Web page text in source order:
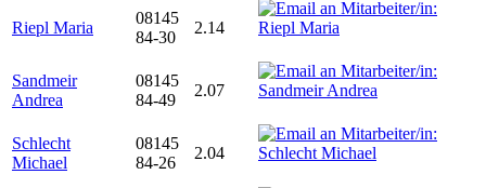
Riepl Maria
08145
84-30
2.14
Sandmeir
Andrea
08145
84-49
2.07
Schlecht
Michael
08145
84-26
2.04